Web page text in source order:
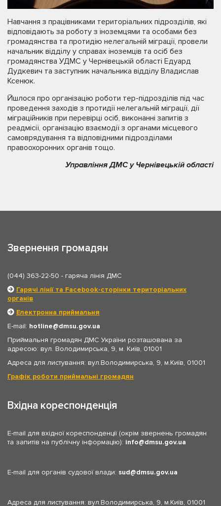
Навчання з працівниками територіальних підрозділів, які
відповідають за роботу з іноземцями та особами без
громадянства та протидію нелегальній міграції, провели
начальник відділу у справах іноземців та осіб без
громадянства УДМС у Чернівецькій області Едуард
Дудкевич та заступник начальника відділу Владислав
Ксенюк.
Йшлося про організацію роботи тер-підрозділів під час
проведення заходів з протидії нелегальній міграції, дії
міграційників при перевірці осіб, виконанні запитів з
реадмісії, організацію взаємодії з органами місцевого
самоврядування та відповідними підрозділами
правоохоронних органів тощо.
Управління ДМС у Чернівецькій області
Звернення громадян
(044) 363-22-50 - гаряча лінія ДМС
Гарячі лінії та Facebook-сторінки територіальних
органів
Електронна приймальня
E-mail: hotline
dmsu.gov.ua
Приймальня громадян ДМС України розташована за
адресою: вул. Володимирська, 9, м. Київ, 01001
Адреса для листування: вул.Володимирська, 9, м.Київ, 01001
Графік роботи приймальні громадян
Вхідна кореспонденція
E-mail для вхідної кореспонденції (окрім звернень громадян
та запитів на публічну інформацію): info dmsu.gov.ua
E-mail для органів судової влади: sud dmsu.gov.ua
Адреса для листування: вул.Володимирська, 9, м.Київ, 01001